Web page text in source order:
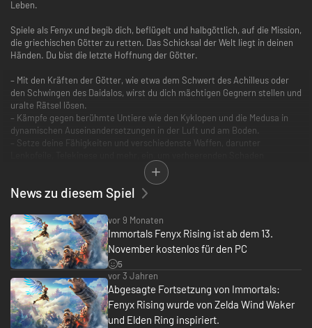
Leben.
Spiele als Fenyx und begib dich, beflügelt und halbgöttlich, auf die Mission,
die griechischen Götter zu retten. Das Schicksal der Welt liegt in deinen
Händen. Du bist die letzte Hoffnung der Götter.
– Mit den Kräften der Götter, wie etwa dem Schwert des Achilleus oder
den Schwingen des Daidalos, wirst du dich mächtigen Gegnern stellen und
uralte Rätsel lösen.
– Kämpfe gegen berühmte Untiere wie den Kyklopen und die Medusa in
dynamischen Auseinandersetzungen in der Luft und am Boden.
– Setze deine Fähigkeiten und verschiedenste Waffen, darunter
– Entdecke eine Welt, die aus sieben verschiedenen, jeweils von Göttern
inspirierten Regionen besteht.
Dieses Spiel unterstützt Smart Delivery und ermöglicht somit den Zugriff
auf den Xbox One- und den Xbox Series X|S-Titel.
News zu diesem Spiel
vor 9 Monaten
Immortals Fenyx Rising ist ab dem 13.
November kostenlos für den PC
5
vor 3 Jahren
Abgesagte Fortsetzung von Immortals:
Fenyx Rising wurde von Zelda Wind Waker
und Elden Ring inspiriert.